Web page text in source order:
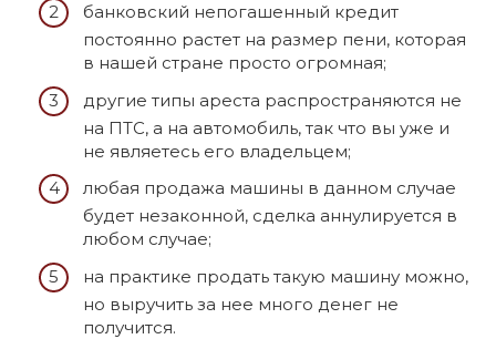
банковский непогашенный кредит
постоянно растет на размер пени, которая
в нашей стране просто огромная;
другие типы ареста распространяются не
на ПТС, а на автомобиль, так что вы уже и
не являетесь его владельцем;
любая продажа машины в данном случае
будет незаконной, сделка аннулируется в
любом случае;
на практике продать такую машину можно,
но выручить за нее много денег не
получится.